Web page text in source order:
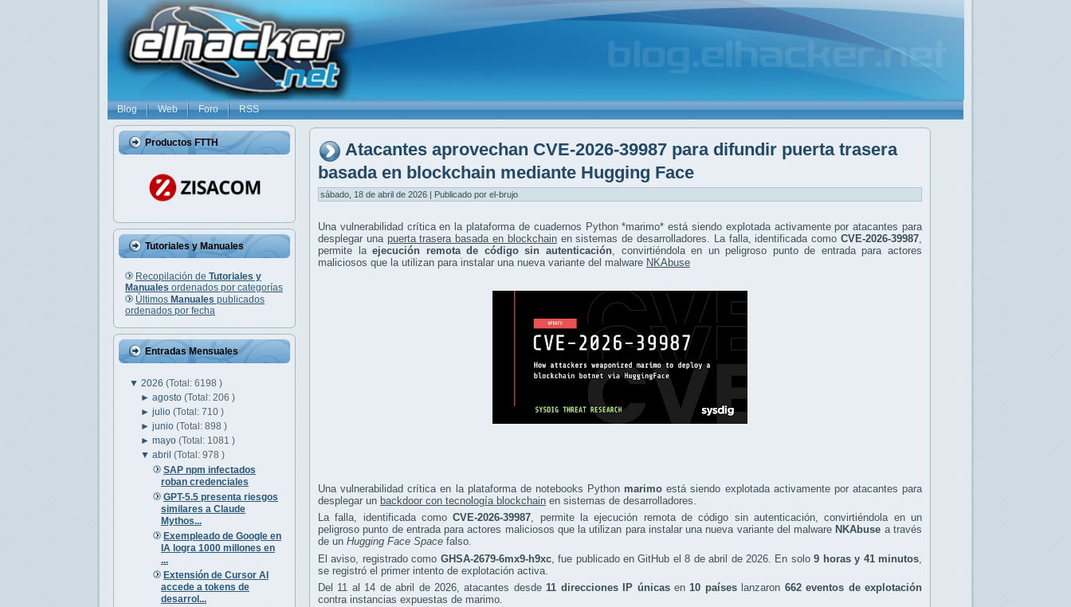
Blog Web Foro RSS
Productos FTTH
Tutoriales y Manuales
Recopilación de Tutoriales y
Manuales ordenados por categorías
Últimos Manuales publicados
ordenados por fecha
Entradas Mensuales
▼ 2026 (Total: 6198 )
►agosto(Total: 206 )
►julio(Total: 710 )
►junio(Total: 898 )
►mayo(Total: 1081 )
▼abril(Total: 978 )
SAP npm infectados
roban credenciales
GPT-5.5 presenta riesgos
similares a Claude
Mythos...
Exempleado de Google en
IA logra 1000 millones en
...
Extensión de Cursor AI
accede a tokens de
desarrol...
Atacantes aprovechan CVE-2026-39987 para difundir puerta trasera
basada en blockchain mediante Hugging Face
sábado, 18 de abril de 2026 | Publicado por el-brujo
Una vulnerabilidad crítica en la plataforma de cuadernos Python *marimo* está siendo explotada activamente por atacantes para
desplegar una puerta trasera basada en blockchainen sistemas de desarrolladores. La falla, identificada comoCVE-2026-39987
permite laejecución remota de código sin autenticación, convirtiéndola en un peligroso punto de entrada para actores
maliciosos que la utilizan para instalar una nueva variante del malware NKAbuse
Una vulnerabilidad crítica en la plataforma de notebooks Python marimo está siendo explotada activamente por atacantes para
desplegar un backdoor con tecnología blockchain en sistemas de desarrolladores.
La falla, identificada comoCVE-2026-39987, permite la ejecución remota de código sin autenticación, convirtiéndola en un
peligroso punto de entrada para actores maliciosos que la utilizan para instalar una nueva variante del malware NKAbuse a través
de un Hugging Face Space falso.
El aviso, registrado como GHSA-2679-6mx9-h9xc, fue publicado en GitHub el 8 de abril de 2026. En solo9 horas y 41 minutos
se registró el primer intento de explotación activa.
Del 11 al 14 de abril de 2026, atacantes desde11 direcciones IP únicasen10 paíseslanzaron 662 eventos de explotación
contra instancias expuestas de marimo.